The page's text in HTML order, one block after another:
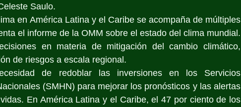
Saulo.
en América Latina y el Caribe se acompaña de múltiples
el informe de la OMM sobre el estado del clima mundial.
en materia de mitigación del cambio climático,
de riesgos a escala regional.
de redoblar las inversiones en los Servicios
(SMHN) para mejorar los pronósticos y las alertas
En América Latina y el Caribe, el 47 por ciento de los